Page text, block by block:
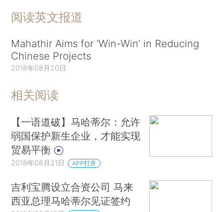
阅读英文报道
Mahathir Aims for ‘Win-Win’ in Reducing
Chinese Projects
2018年08月20日
相关阅读
【一语道破】马哈蒂尔：允许
弱国保护新生企业，才能实现
贸易平衡
2018年08月21日 APP打开
吉利宝腾设立合资公司 马来
西亚总理马哈蒂尔见证签约